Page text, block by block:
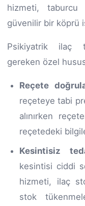
hizmeti, taburcu
güvenilir bir köprü
Psikiyatrik ilaç
gereken özel
Reçete
reçeteye tabi
alınırken
reçetedeki
Kesintisiz
kesintisi ciddi
hizmeti, ilaç
stok